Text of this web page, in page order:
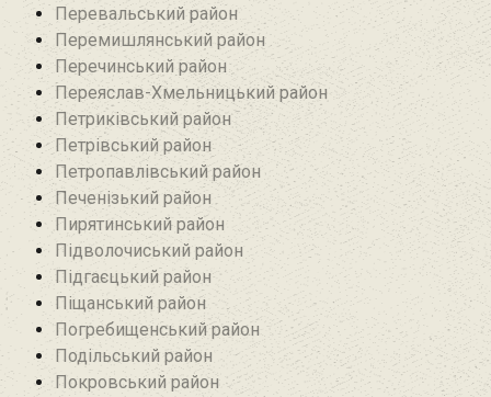
Перевальський район‎
Перемишлянський район
Перечинський район
Переяслав-Хмельницький район
Петриківський район
Петрівський район‎
Петропавлівський район
Печенізький район
Пирятинський район
Підволочиський район
Підгаєцький район
Піщанський район
Погребищенський район
Подільський район
Покровський район